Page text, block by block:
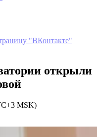
"ВКонтакте"
открыли
MSK)